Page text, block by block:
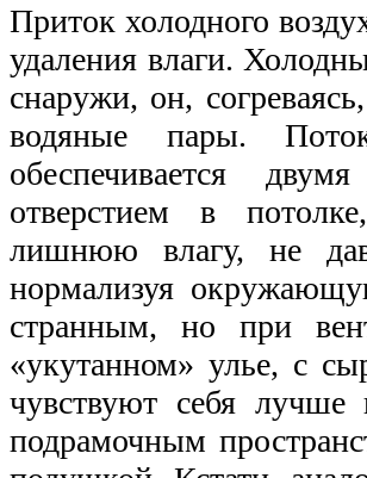
Приток холодного
удаления влаги.
снаружи, он,
водяные пары.
обеспечивается
отверстием в
лишнюю влагу, не
нормализуя
странным, но при
«укутанном» улье, с
чувствуют себя
подрамочным